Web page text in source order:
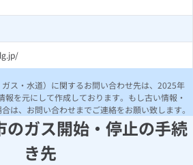
ス・水道）に関するお問い合わせ先は、2025年
を元にして作成しております。もし古い情報・
は、お問い合わせまでご連絡をお願い致します。
のガス開始・停止の手続
き先